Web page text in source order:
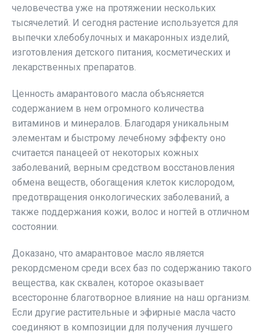
человечества уже на протяжении нескольких
тысячелетий. И сегодня растение используется для
выпечки хлебобулочных и макаронных изделий,
изготовления детского питания, косметических и
лекарственных препаратов.
Ценность амарантового масла объясняется
содержанием в нем огромного количества
витаминов и минералов. Благодаря уникальным
элементам и быстрому лечебному эффекту оно
считается панацеей от некоторых кожных
заболеваний, верным средством восстановления
обмена веществ, обогащения клеток кислородом,
предотвращения онкологических заболеваний, а
также поддержания кожи, волос и ногтей в отличном
состоянии.
Доказано, что амарантовое масло является
рекордсменом среди всех баз по содержанию такого
вещества, как сквален, которое оказывает
всесторонне благотворное влияние на наш организм.
Если другие растительные и эфирные масла часто
соединяют в композиции для получения лучшего